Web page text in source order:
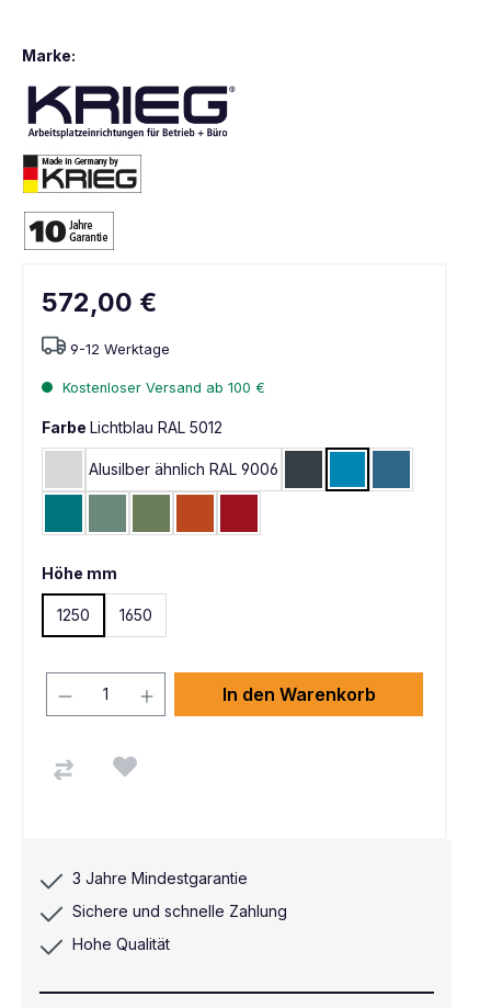
Marke:
572,00 €
9-12 Werktage
Kostenloser Versand ab 100 €
Farbe Lichtblau RAL 5012
Lichtgrau RAL 7035
Alusilber ähnlich RAL 9006
Höhe mm
1250 1650
In den Warenkorb
3 Jahre Mindestgarantie
Sichere und schnelle Zahlung
Hohe Qualität